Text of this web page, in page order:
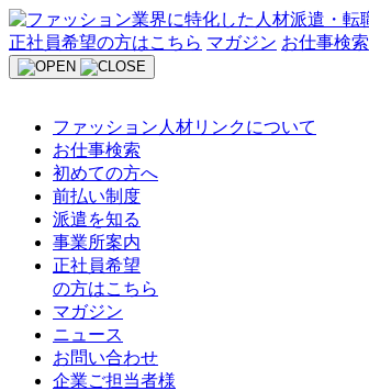
Skip
to
content
正社員希望の方はこちら マガジン お仕事検索
ファッション人材リンクについて
お仕事検索
初めての方へ
前払い制度
派遣を知る
事業所案内
正社員希望
の方はこちら
マガジン
ニュース
お問い合わせ
企業ご担当者様